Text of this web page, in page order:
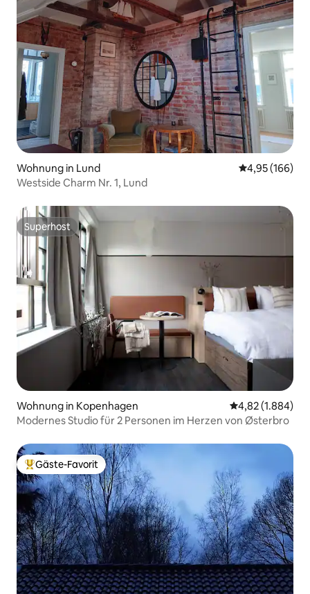
Wohnung in Lund
4,95 (166)
Westside Charm Nr. 1, Lund
Superhost
Superhost
Wohnung in Kopenhagen
4,82 (1.884)
Modernes Studio für 2 Personen im Herzen von Østerbro
Beliebter Gäste-Favorit.
Gäste-Favorit